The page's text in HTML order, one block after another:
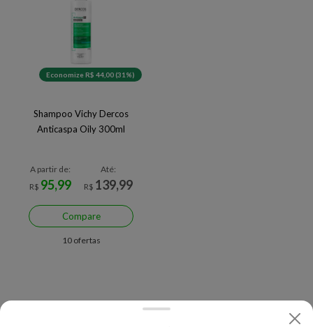
Economize R$ 44,00 (31%)
Shampoo Vichy Dercos
Anticaspa Oily 300ml
A partir de:
R$ 95,99
Até:
R$ 139,99
Compare
10 ofertas